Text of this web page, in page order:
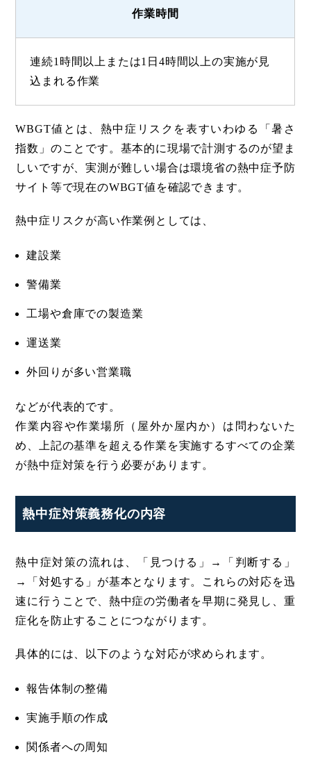
作業時間
連続1時間以上または1日4時間以上の実施が見
込まれる作業
WBGT値とは、熱中症リスクを表すいわゆる「暑さ
指数」のことです。基本的に現場で計測するのが望ま
しいですが、実測が難しい場合は環境省の熱中症予防
サイト等で現在のWBGT値を確認できます。
熱中症リスクが高い作業例としては、
建設業
警備業
工場や倉庫での製造業
運送業
外回りが多い営業職
などが代表的です。
作業内容や作業場所（屋外か屋内か）は問わないた
め、上記の基準を超える作業を実施するすべての企業
が熱中症対策を行う必要があります。
熱中症対策義務化の内容
熱中症対策の流れは、「見つける」→「判断する」
→「対処する」が基本となります。これらの対応を迅
速に行うことで、熱中症の労働者を早期に発見し、重
症化を防止することにつながります。
具体的には、以下のような対応が求められます。
報告体制の整備
実施手順の作成
関係者への周知